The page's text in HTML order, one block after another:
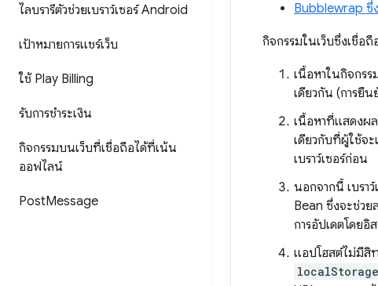
ไลบรารีตัวช่วยเบราว์เซอร์ Android
เป้าหมายการแชร์เว็บ
ใช้ Play Billing
รับการชำระเงิน
กิจกรรมบนเว็บที่เชื่อถือได้ที่เน้น
ออฟไลน์
PostMessage
Bubblewrap ซึ่
กิจกรรมในเว็บซึ่งเชื่อ
เนื้อหาในกิจกรร
เดียวกัน (การยื
เนื้อหาที่แสดงผ
เดียวกับที่ผู้ใช้จะ
เบราว์เซอร์ก่อน
นอกจากนี้ เบรา
Bean ซึ่งจะช่ว
การอัปเดตโดย
แอปโฮสต์ไม่มีสิ
localStorage